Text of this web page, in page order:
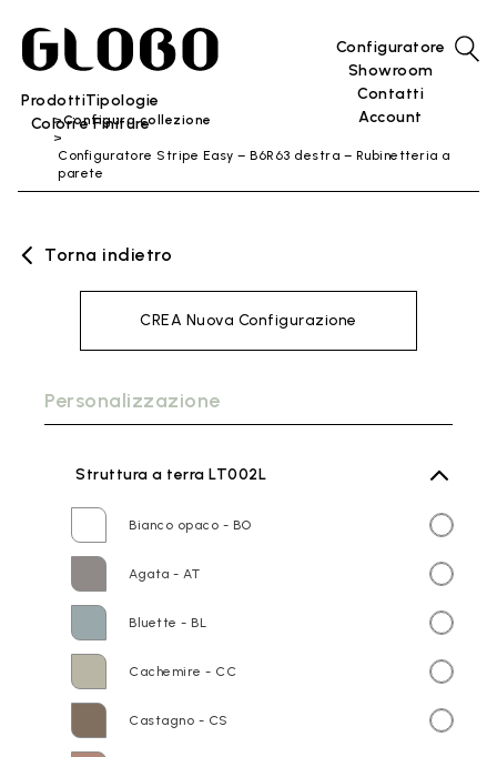
ProdottiTipologie
Colori e Finiture
Configuratore
Showroom
Contatti
Account
Configura collezione
Configuratore Stripe Easy – B6R63 destra – Rubinetteria a
parete
Torna indietro
CREA Nuova Configurazione
Personalizzazione
Struttura a terra LT002L
Bianco opaco - BO
Agata - AT
Bluette - BL
Cachemire - CC
Castagno - CS